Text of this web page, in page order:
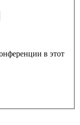
в этот